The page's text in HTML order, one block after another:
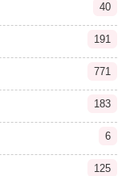
40
191
771
183
6
125